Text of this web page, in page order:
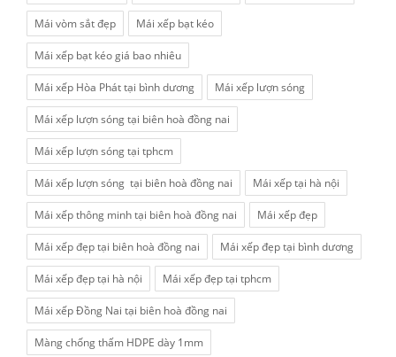
Mái vòm sắt đẹp Mái xếp bạt kéo
Mái xếp bạt kéo giá bao nhiêu
Mái xếp Hòa Phát tại bình dương Mái xếp lượn sóng
Mái xếp lượn sóng tại biên hoà đồng nai
Mái xếp lượn sóng tại tphcm
Mái xếp lượn sóng tại biên hoà đồng nai Mái xếp tại hà nội
Mái xếp thông minh tại biên hoà đồng nai Mái xếp đẹp
Mái xếp đẹp tại biên hoà đồng nai Mái xếp đẹp tại bình dương
Mái xếp đẹp tại hà nội Mái xếp đẹp tại tphcm
Mái xếp Đồng Nai tại biên hoà đồng nai
Màng chống thấm HDPE dày 1mm